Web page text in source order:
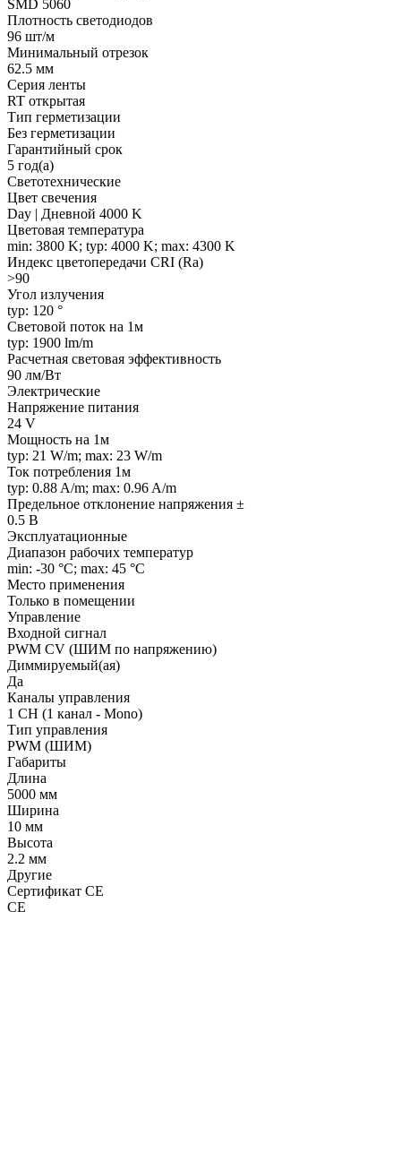
SMD 5060
Плотность светодиодов
96 шт/м
Минимальный отрезок
62.5 мм
Серия ленты
RT открытая
Тип герметизации
Без герметизации
Гарантийный срок
5 год(а)
Светотехнические
Цвет свечения
Day | Дневной 4000 K
Цветовая температура
min: 3800 K; typ: 4000 K; max: 4300 K
Индекс цветопередачи CRI (Ra)
>90
Угол излучения
typ: 120 °
Световой поток на 1м
typ: 1900 lm/m
Расчетная световая эффективность
90 лм/Вт
Электрические
Напряжение питания
24 V
Мощность на 1м
typ: 21 W/m; max: 23 W/m
Ток потребления 1м
typ: 0.88 A/m; max: 0.96 A/m
Предельное отклонение напряжения ±
0.5 В
Эксплуатационные
Диапазон рабочих температур
min: -30 °C; max: 45 °C
Место применения
Только в помещении
Управление
Входной сигнал
PWM СV (ШИМ по напряжению)
Диммируемый(ая)
Да
Каналы управления
1 CH (1 канал - Mono)
Тип управления
PWM (ШИМ)
Габариты
Длина
5000 мм
Ширина
10 мм
Высота
2.2 мм
Другие
Сертификат CE
CE